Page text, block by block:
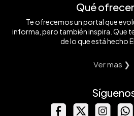
Qué
Te ofrecemos un portal que
informa, pero también inspira. Que
de lo que está hecho
Ver mas ❯